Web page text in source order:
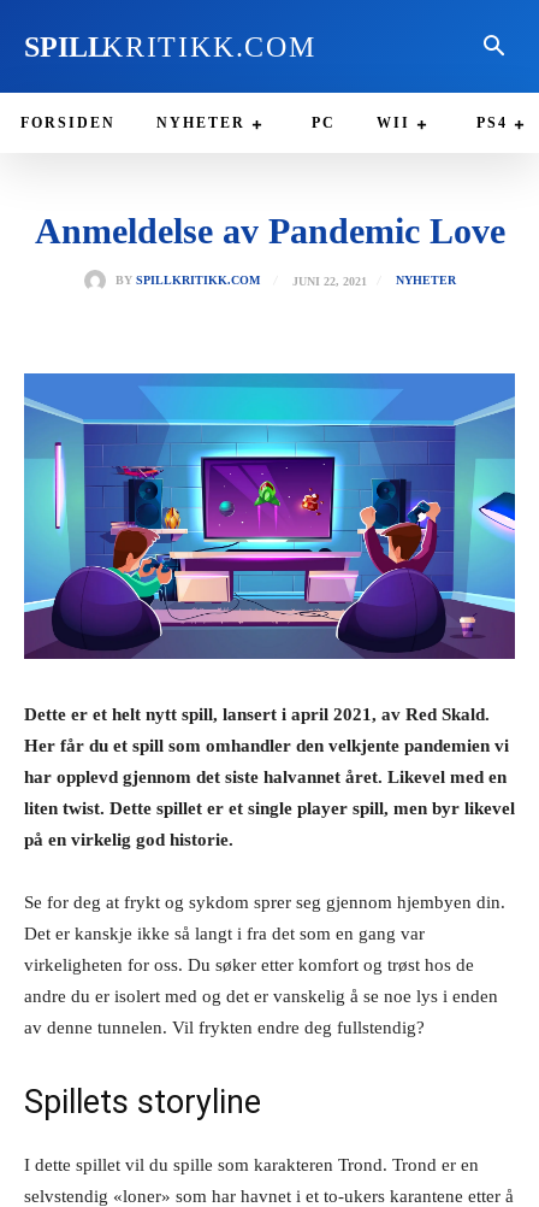
SPILLKRITIKK.COM
FORSIDEN NYHETER PC WII PS4
Anmeldelse av Pandemic Love
BY SPILLKRITIKK.COM JUNI 22, 2021 NYHETER
Dette er et helt nytt spill, lansert i april 2021, av Red Skald.
Her får du et spill som omhandler den velkjente pandemien vi
har opplevd gjennom det siste halvannet året. Likevel med en
liten twist. Dette spillet er et single player spill, men byr likevel
på en virkelig god historie.
Se for deg at frykt og sykdom sprer seg gjennom hjembyen din.
Det er kanskje ikke så langt i fra det som en gang var
virkeligheten for oss. Du søker etter komfort og trøst hos de
andre du er isolert med og det er vanskelig å se noe lys i enden
av denne tunnelen. Vil frykten endre deg fullstendig?
Spillets storyline
I dette spillet vil du spille som karakteren Trond. Trond er en
selvstendig «loner» som har havnet i et to-ukers karantene etter å